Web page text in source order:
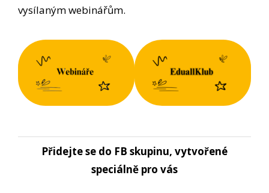
vysílaným webinářům.
Přidejte se do FB skupinu, vytvořené
speciálně pro vás